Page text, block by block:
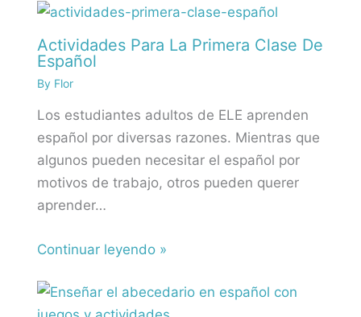
Actividades Para La Primera Clase De
Español
By Flor
Los estudiantes adultos de ELE aprenden
español por diversas razones. Mientras que
algunos pueden necesitar el español por
motivos de trabajo, otros pueden querer
aprender…
Continuar leyendo »